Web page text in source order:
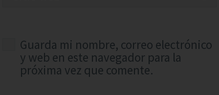
Guarda mi nombre, correo electrónico
y web en este navegador para la
próxima vez que comente.